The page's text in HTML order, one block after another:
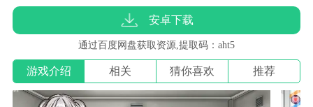
安卓下载
通过百度网盘获取资源,提取码：aht5
游戏介绍 相关 猜你喜欢 推荐